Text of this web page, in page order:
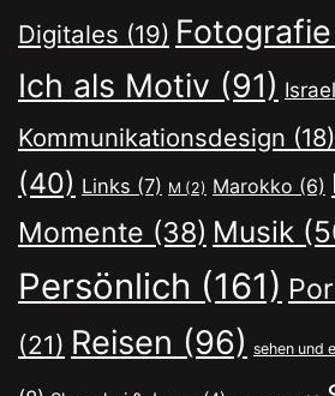
Digitales (19) Fotografie
Ich als Motiv (91) Israel
Kommunikationsdesign (18)
(40) Links (7) M (2) Marokko (6)
Momente (38) Musik
Persönlich (161)
(21) Reisen (96) sehen und